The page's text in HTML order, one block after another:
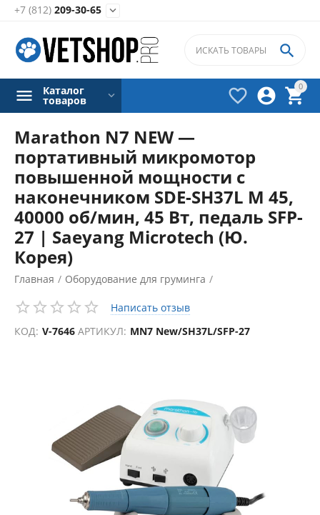
+7 (812) 209-30-65 
0




Каталог
товаров
Marathon N7 NEW —
портативный микромотор
повышенной мощности с
наконечником SDE-SH37L М 45,
40000 об/мин, 45 Вт, педаль SFP-
27 | Saeyang Microtech (Ю.
Корея)
Главная / Оборудование для груминга /
Портативные микромоторыНаписать отзыв
КОД: V-7646 АРТИКУЛ: MN7 New/SH37L/SFP-27